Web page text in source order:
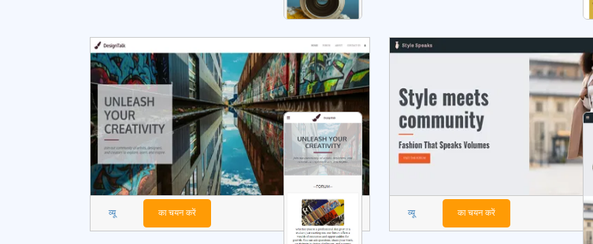
व्यू का चयन करें व्यू का चयन करें